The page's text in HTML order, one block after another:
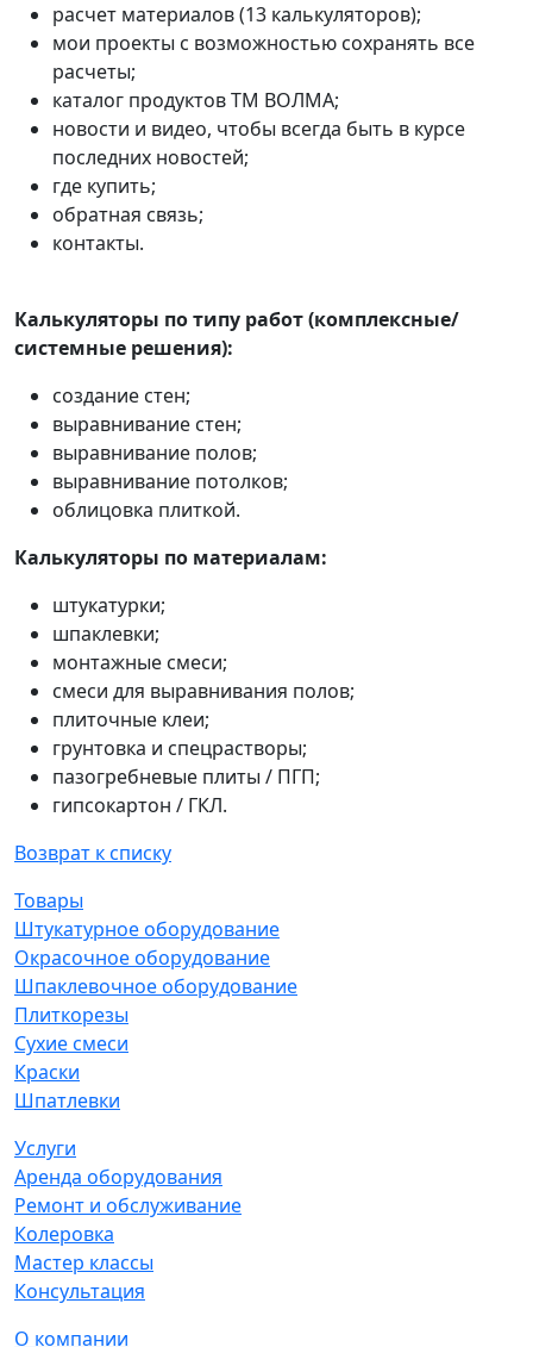
расчет материалов (13 калькуляторов);
мои проекты с возможностью сохранять все
расчеты;
каталог продуктов ТМ ВОЛМА;
новости и видео, чтобы всегда быть в курсе
последних новостей;
где купить;
обратная связь;
контакты.
Калькуляторы по типу работ (комплексные/
системные решения):
создание стен;
выравнивание стен;
выравнивание полов;
выравнивание потолков;
облицовка плиткой.
Калькуляторы по материалам:
штукатурки;
шпаклевки;
монтажные смеси;
смеси для выравнивания полов;
плиточные клеи;
грунтовка и спецрастворы;
пазогребневые плиты / ПГП;
гипсокартон / ГКЛ.
Возврат к списку
Товары
Штукатурное оборудование
Окрасочное оборудование
Шпаклевочное оборудование
Плиткорезы
Сухие смеси
Краски
Шпатлевки
Услуги
Аренда оборудования
Ремонт и обслуживание
Колеровка
Мастер классы
Консультация
О компании